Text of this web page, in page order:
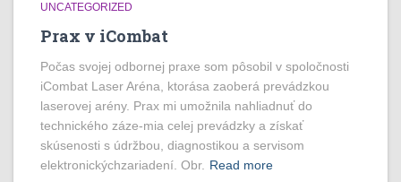
UNCATEGORIZED
Prax v iCombat
Počas svojej odbornej praxe som pôsobil v spoločnosti
iCombat Laser Aréna, ktorása zaoberá prevádzkou
laserovej arény. Prax mi umožnila nahliadnuť do
technického záze-mia celej prevádzky a získať
skúsenosti s údržbou, diagnostikou a servisom
elektronickýchzariadení. Obr. Read more